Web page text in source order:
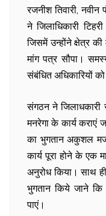
रजनीश तिवारी,
ने जिलाधिकारी
जिसमें उन्होंने क्षेत्र
मांग पत्र सौपा।
संबंधित अधिकारियों को
संगठन ने
मनरेगा के कार्य कराएं
का भुगतान अकुशल
कार्य पूरा होने के एक
अनुरोध किया। साथ
भुगतान किये जाने
पाएं।